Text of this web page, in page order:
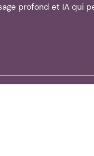
profond et IA qui